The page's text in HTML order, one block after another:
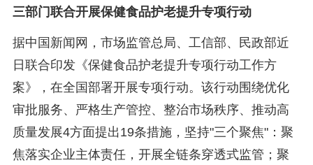
三部门联合开展保健食品护老提升专项行动
据中国新闻网，市场监管总局、工信部、民政部近
日联合印发《保健食品护老提升专项行动工作方
案》，在全国部署开展专项行动。该行动围绕优化
审批服务、严格生产管控、整治市场秩序、推动高
质量发展4方面提出19条措施，坚持"三个聚焦"：聚
焦落实企业主体责任，开展全链条穿透式监管；聚